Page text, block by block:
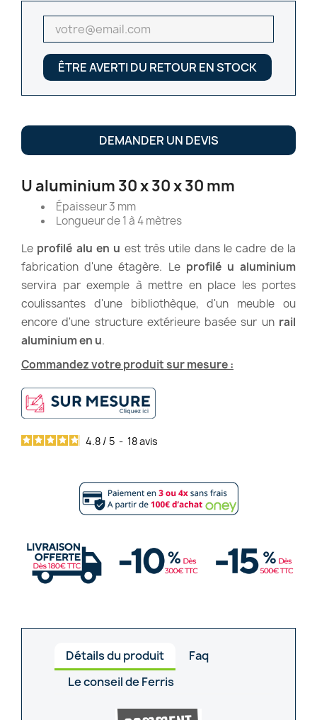
ÊTRE AVERTI DU RETOUR EN STOCK
DEMANDER UN DEVIS
U aluminium 30 x 30 x 30 mm
Épaisseur 3 mm
Longueur de 1 à 4 mètres
Le profilé alu en u est très utile dans le cadre de la
fabrication d'une étagère. Le profilé u aluminium
servira par exemple à mettre en place les portes
coulissantes d'une bibliothèque, d'un meuble ou
encore d'une structure extérieure basée sur un rail
aluminium en u.
Commandez votre produit sur mesure :
4.8 / 5 - 18avis
Détails du produit
Faq
Le conseil de Ferris